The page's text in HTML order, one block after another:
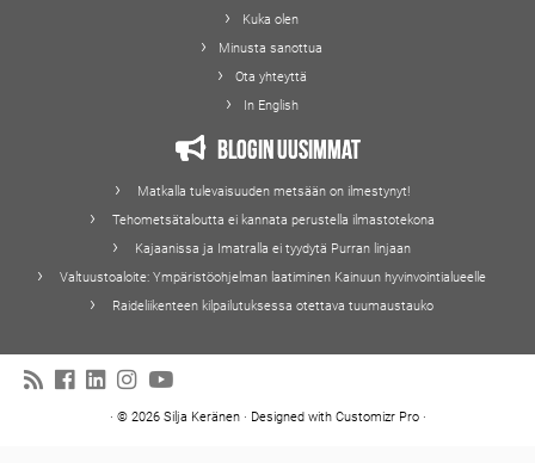
Kuka olen
Minusta sanottua
Ota yhteyttä
In English
Blogin uusimmat
Matkalla tulevaisuuden metsään on ilmestynyt!
Tehometsätaloutta ei kannata perustella ilmastotekona
Kajaanissa ja Imatralla ei tyydytä Purran linjaan
Valtuustoaloite: Ympäristöohjelman laatiminen Kainuun hyvinvointialueelle
Raideliikenteen kilpailutuksessa otettava tuumaustauko
· © 2026 Silja Keränen· Designed with Customizr Pro·